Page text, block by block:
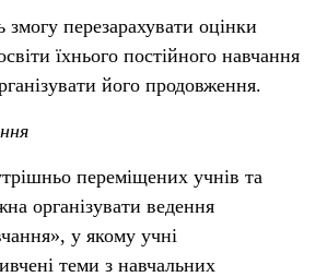
змогу перезарахувати оцінки
їхнього постійного навчання
його продовження.
переміщених учнів та
організувати ведення
у якому учні
теми з навчальних